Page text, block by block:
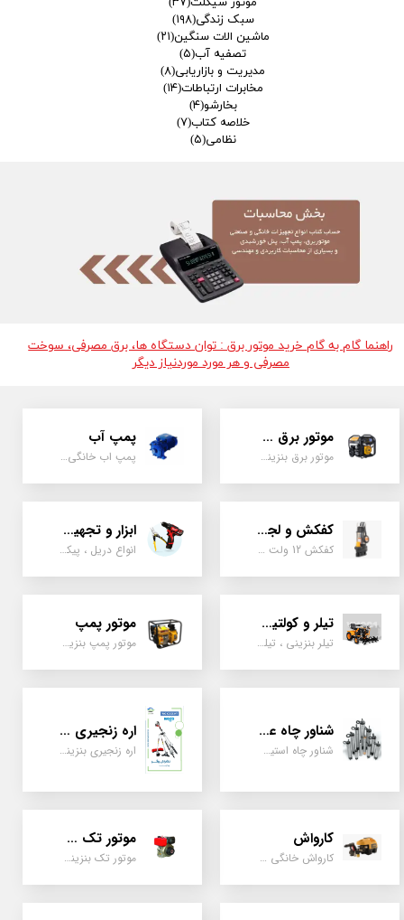
سبک زندگی(۱۹۸)
ماشین الات سنگین(۲۱)
تصفیه آب(۵)
مدیریت و بازاریابی(۸)
مخابرات ارتباطات(۱۴)
بخارشو(۴)
خلاصه کتاب(۷)
نظامی(۵)
راهنما گام به گام خرید موتور برق : توان دستگاه ها، برق مصرفی، سوخت
مصرفی و هر مورد موردنیاز دیگر
موتور برق و ژنراتور
موتور برق بنزینی، دیزلی ، گازی ، سه گانه سوز
پمپ آب
پمپ اب خانگی، بشقابی ، جتی ، دو پروانه کشاورزی
کفکش و لجن کش
کفکش 12 ولت ، 220 ولت ، یک اینچ به بالا لجن کش کاتردار، لجن کش چدنی
ابزار و تجهیزات
انواع دریل ، پیکور، ابزارالات، سیل مکانیکی، قطعات پمپ
تیلر و کولتیواتور
تیلر بنزینی ، تیلر دیزل، تیلر چهار چرخ، تیلر مزرعه و کشاورزی
موتور پمپ
موتور پمپ بنزینی، دیزلی، نفتی ، یک اینچ به بالا
شناور چاه عمیق
شناور چاه استیل ، تک فاز و سه فاز، یک اینچ به بالا
اره زنجیری / علفتراش
اره زنجیری بنزینی ، علفتراش دو زمانه و چهار زمانه ، دوشی و پشتی
کارواش
کارواش خانگی و صنعتی و نیمه صنعتی
موتور تک سیلندر
موتور تک بنزینی ، دیزلی، کارتینگی ، تیلری